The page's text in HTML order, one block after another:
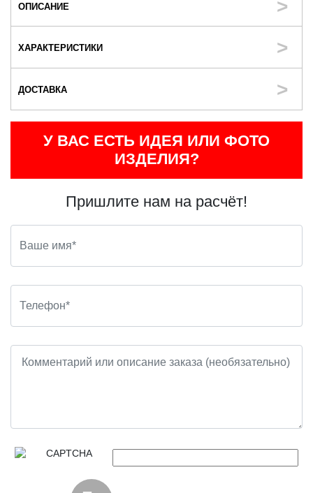
ОПИСАНИЕ
ХАРАКТЕРИСТИКИ
ДОСТАВКА
У ВАС ЕСТЬ ИДЕЯ ИЛИ ФОТО
ИЗДЕЛИЯ?
Пришлите нам на расчёт!